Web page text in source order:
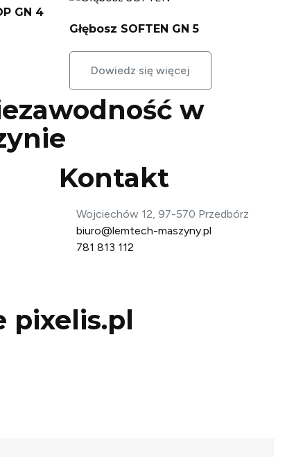
GN 4
Głębosz SOFTEN GN 5
Dowiedz się więcej
w
Kontakt
Wojciechów 12, 97-570 Przedbórz
biuro@lemtech-maszyny.pl
781 813 112
pixelis.pl